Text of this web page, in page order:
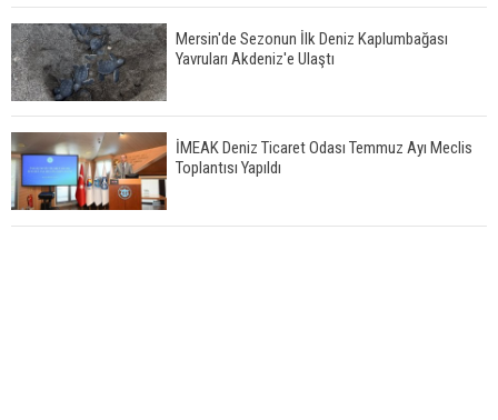
Mersin'de Sezonun İlk Deniz Kaplumbağası
Yavruları Akdeniz'e Ulaştı
İMEAK Deniz Ticaret Odası Temmuz Ayı Meclis
Toplantısı Yapıldı